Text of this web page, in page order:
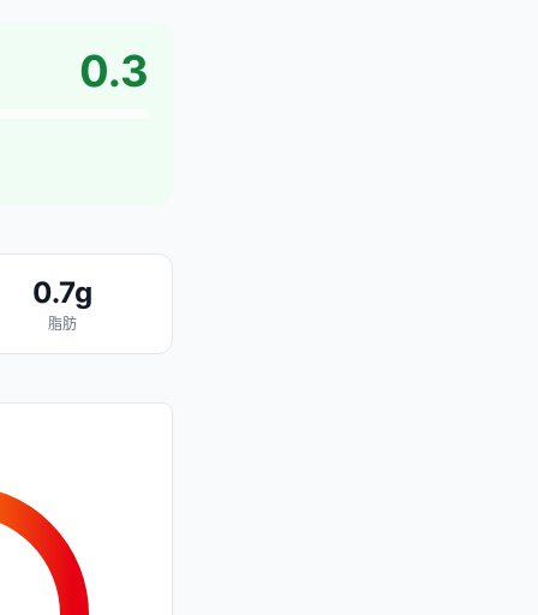
0.3
0.7g
脂肪